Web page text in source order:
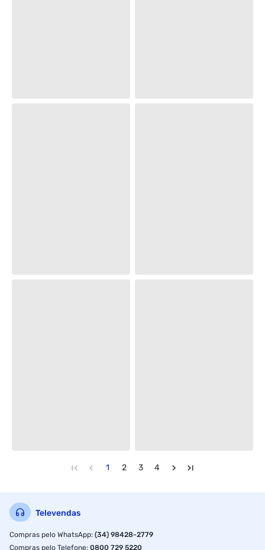
1 2 3 4
Televendas
Compras pelo WhatsApp: (34) 98428-2779
Compras pelo Telefone: 0800 729 5220